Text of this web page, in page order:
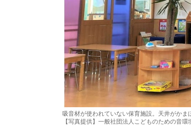
吸音材が使われていない保育施設。天井がかま
【写真提供】一般社団法人こどものための音